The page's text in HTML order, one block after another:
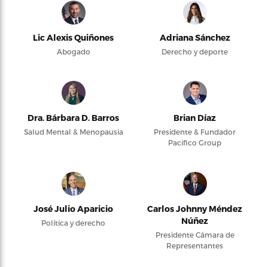
Lic Alexis Quiñones
Abogado
Adriana Sánchez
Derecho y deporte
Dra. Bárbara D. Barros
Salud Mental & Menopausia
Brian Díaz
Presidente & Fundador
Pacifico Group
José Julio Aparicio
Política y derecho
Carlos Johnny Méndez
Núñez
Presidente Cámara de
Representantes